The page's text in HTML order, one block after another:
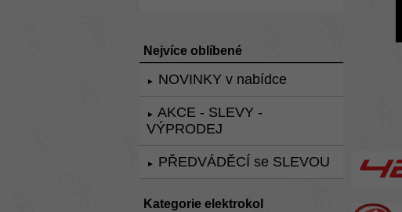
Nejvíce oblíbené
► NOVINKY v nabídce
►
AKCE - SLEVY -
VÝPRODEJ
► PŘEDVÁDĚCÍ se SLEVOU
Kategorie elektrokol